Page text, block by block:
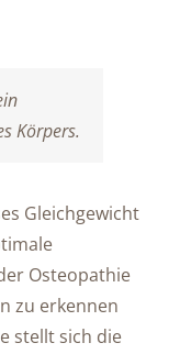
Körpers.
Gleichgewicht
Osteopathie
zu erkennen
stellt sich die